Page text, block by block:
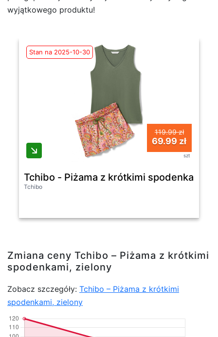
wyjątkowego produktu!
Stan na 2025-10-30
119.99 zł
69.99 zł
szt
Tchibo - Piżama z krótkimi spodenkami-
Tchibo
Zmiana ceny Tchibo – Piżama z krótkimi
spodenkami, zielony
Zobacz szczegóły: Tchibo – Piżama z krótkimi
spodenkami, zielony